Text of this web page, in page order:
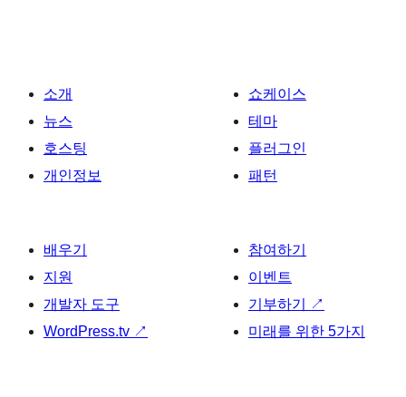
소개
뉴스
호스팅
개인정보
쇼케이스
테마
플러그인
패턴
배우기
지원
개발자 도구
WordPress.tv ↗
참여하기
이벤트
기부하기
↗
미래를 위한 5가지